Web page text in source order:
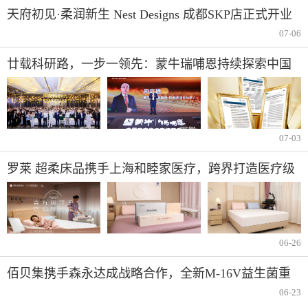
天府初见·柔润新生 Nest Designs 成都SKP店正式开业
07-06
廿载科研路，一步一领先：蒙牛瑞哺恩持续探索中国
宝宝成长密码
07-03
罗莱 超柔床品携手上海和睦家医疗，跨界打造医疗级
安睡新体验
06-26
佰贝集携手森永达成战略合作，全新M-16V益生菌重
06-23